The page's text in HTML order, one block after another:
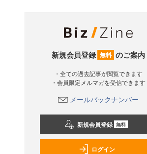
新規会員登録 無料 のご案内
・全ての過去記事が閲覧できます
・会員限定メルマガを受信できます
メールバックナンバー
新規会員登録 無料
ログイン